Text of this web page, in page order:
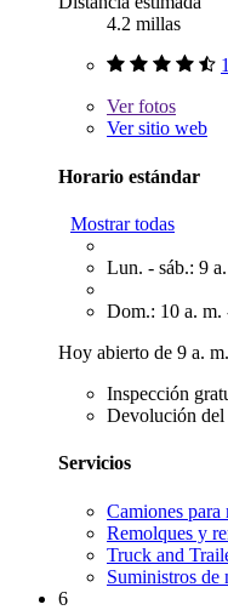
4.2 millas
Verfotos
Ver sitio web
Horario estándar
Mostrar todas
Lun. - sáb.: 9
Dom.: 10 a. m.
Hoy abierto de 9 a.
Inspección
Devolución del
Servicios
Camiones para
Remolques y
Truck and
Suministros de
6